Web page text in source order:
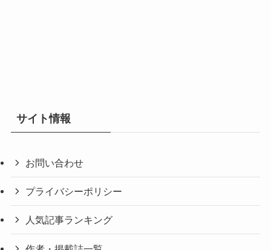
サイト情報
お問い合わせ
プライバシーポリシー
人気記事ランキング